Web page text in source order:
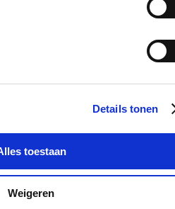
Details tonen
toestaan
Weigeren
toe: meer deelnemers
op te starten of over te
Roo (cd&v) opvroeg bij Vlaams
(cd&v).